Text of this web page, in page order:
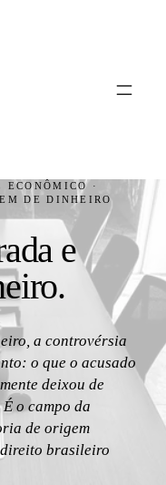
ECONÔMICO ·
DE DINHEIRO
e
a controvérsia
o que o acusado
deixou de
o campo da
de origem
brasileiro